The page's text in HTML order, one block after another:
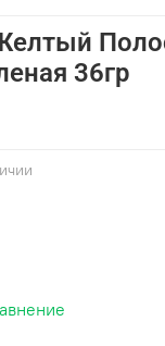
36гр